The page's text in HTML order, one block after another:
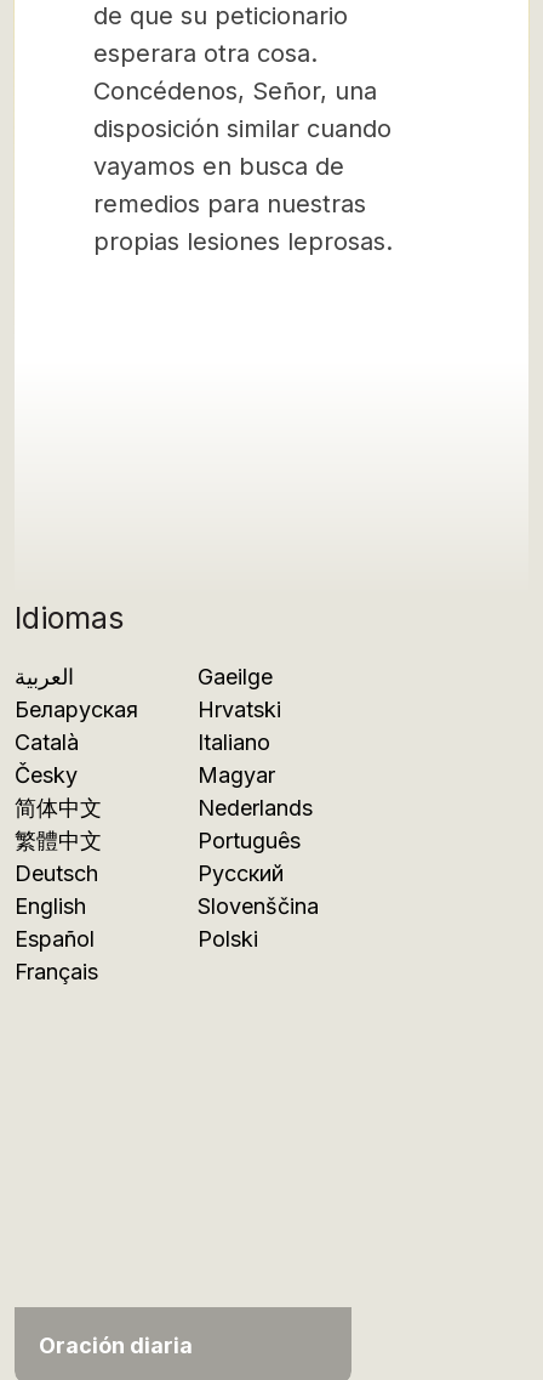
Idiomas
العربية
Беларуская
Català
Česky
简体中文
繁體中文
Deutsch
English
Español
Français
Gaeilge
Hrvatski
Italiano
Magyar
Nederlands
Português
Русский
Slovenščina
Polski
Oración diaria
de que su peticionario
esperara otra cosa.
Concédenos, Señor, una
disposición similar cuando
vayamos en busca de
remedios para nuestras
propias lesiones leprosas.